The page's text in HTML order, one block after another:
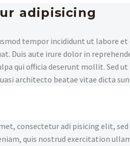
adipisicing
tempor incididunt ut labore
Duis aute irure dolor in
qui officia deserunt mollit. Sed
architecto beatae vitae dicta
consectetur adi pisicing elit,
quis nostrud exercitation